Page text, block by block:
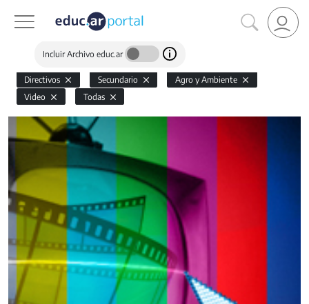
Incluir Archivo educ.ar
Directivos Secundario
Agro y Ambiente
Video
Todas